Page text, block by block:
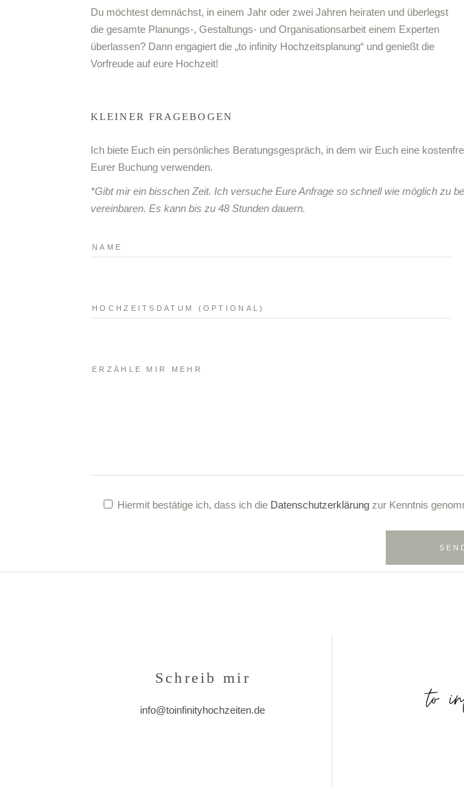
Du möchtest demnächst, in einem Jahr oder zwei Jahren heiraten und überlegst
die gesamte Planungs-, Gestaltungs- und Organisationsarbeit einem Experten
überlassen? Dann engagiert die „to infinity Hochzeitsplanung“ und genießt die
Vorfreude auf eure Hochzeit!
KLEINER FRAGEBOGEN
Ich biete Euch ein persönliches Beratungsgespräch, in dem wir Euch eine
Eurer Buchung verwenden.
*Gibt mir ein bisschen Zeit. Ich versuche Eure Anfrage so schnell wie möglich zu
vereinbaren. Es kann bis zu 48 Stunden dauern.
Hiermit bestätige ich, dass ich die Datenschutzerklärung zur Kenntnis
Alternative:
Schreib mir
info@toinfinityhochzeiten.de